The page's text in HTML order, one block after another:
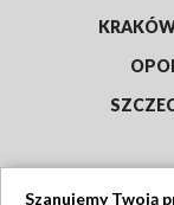
Szanujemy Twoją